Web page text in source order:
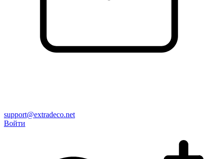
support@extradeco.net
Войти